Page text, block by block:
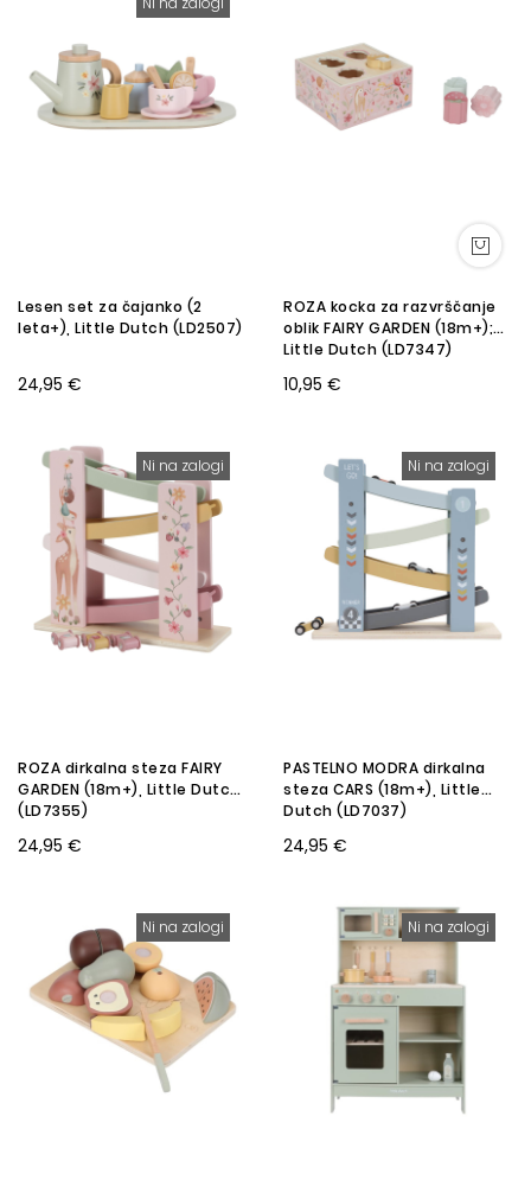
Lesen set za čajanko (2
leta+), Little Dutch (LD2507)
24,95 €
ROZA kocka za razvrščanje
oblik FAIRY GARDEN (18m+);
Little Dutch (LD7347)
10,95 €
Ni na zalogi
ROZA dirkalna steza FAIRY
GARDEN (18m+), Little Dutch
(LD7355)
24,95 €
Ni na zalogi
PASTELNO MODRA dirkalna
steza CARS (18m+), Little
Dutch (LD7037)
24,95 €
Ni na zalogi Ni na zalogi